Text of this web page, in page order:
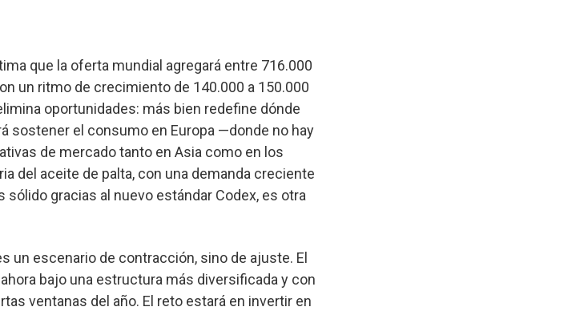
que la oferta mundial agregará entre 716.000
un ritmo de crecimiento de 140.000 a 150.000
oportunidades: más bien redefine dónde
sostener el consumo en Europa —donde no hay
de mercado tanto en Asia como en los
del aceite de palta, con una demanda creciente
gracias al nuevo estándar Codex, es otra
un escenario de contracción, sino de ajuste. El
bajo una estructura más diversificada y con
ventanas del año. El reto estará en invertir en